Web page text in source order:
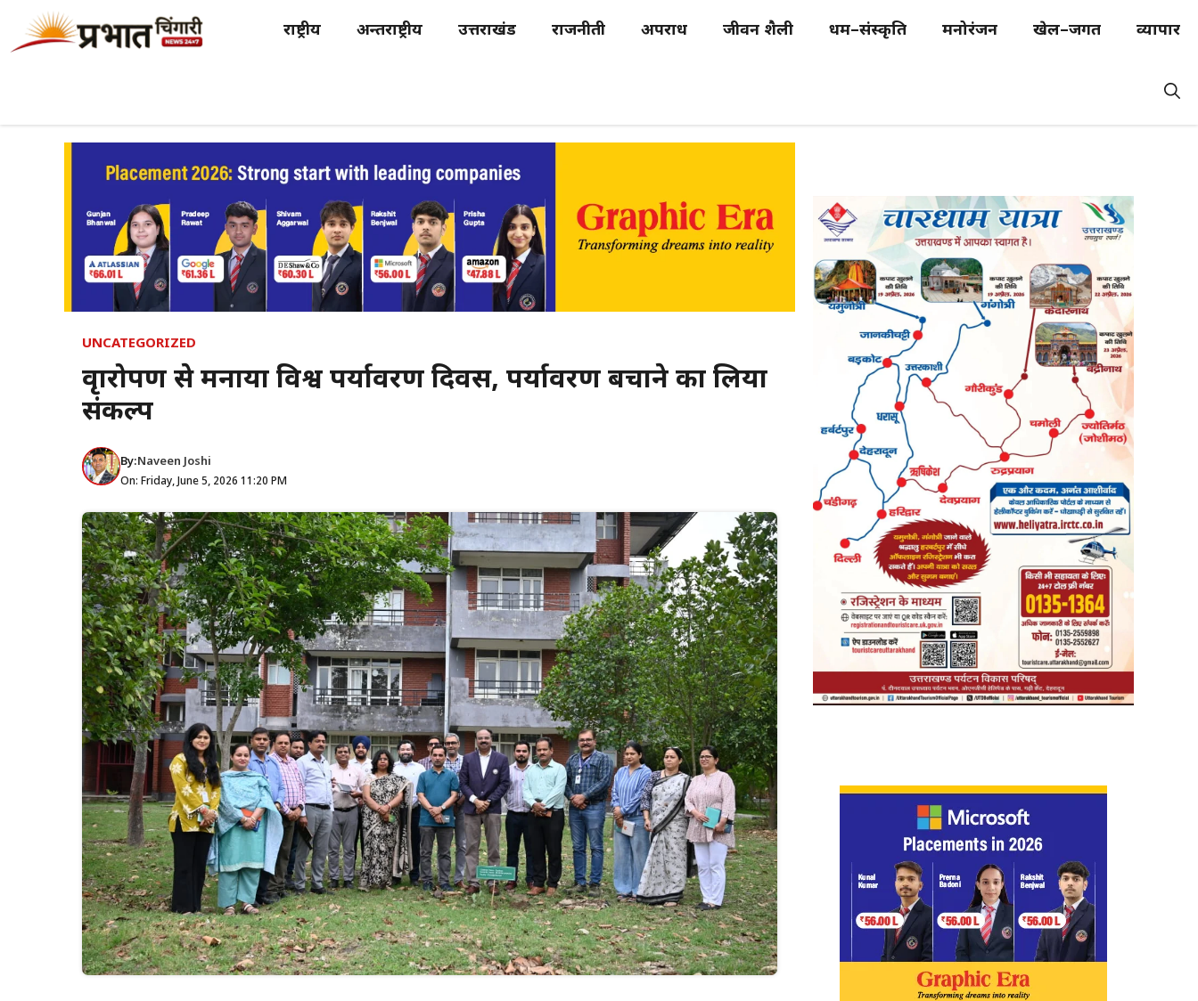
राष्ट्रीय अन्तर्राष्ट्रीय उत्तराखंड राजनीती अपराध जीवन शैली धर्म–संस्कृति मनोरंजन खेल–जगत व्यापार
UNCATEGORIZED
वृक्षारोपण से मनाया विश्व पर्यावरण दिवस, पर्यावरण बचाने का लिया
संकल्प
By:Naveen Joshi
On: Friday, June 5, 2026 11:20 PM